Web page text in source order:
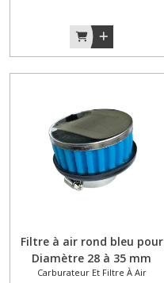
Filtre à air rond bleu pour
Diamètre 28 à 35 mm
Fixation droite
Carburateur Et Filtre À Air
vilebrequin